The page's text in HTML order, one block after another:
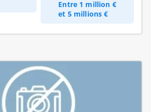
Entre 1 million €
et 5 millions €